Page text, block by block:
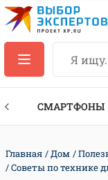
СМАРТФОНЫ
Главная Дом
Советы по технике